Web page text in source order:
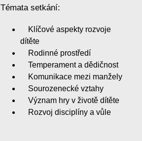
Témata setkání:
Klíčové aspekty rozvoje
dítěte
Rodinné prostředí
Temperament a dědičnost
Komunikace mezi manžely
Sourozenecké vztahy
Význam hry v životě dítěte
Rozvoj disciplíny a vůle